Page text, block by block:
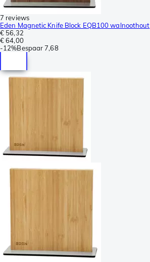
7 reviews
Eden Magnetic Knife Block EQB100 walnoothout
€ 56,32
€ 64,00
-12%Bespaar 7,68